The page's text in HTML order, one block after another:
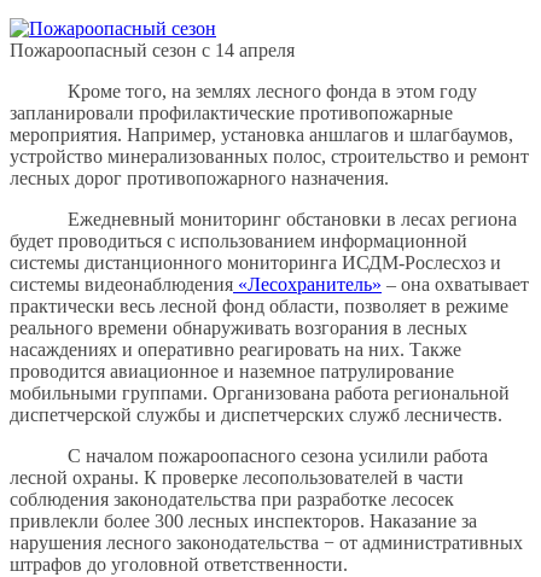
Пожароопасный сезон с 14 апреля
Кроме того, на землях лесного фонда в этом году
запланировали профилактические противопожарные
мероприятия. Например, установка аншлагов и шлагбаумов,
устройство минерализованных полос, строительство и ремонт
лесных дорог противопожарного назначения.
Ежедневный мониторинг обстановки в лесах региона
будет проводиться с использованием информационной
системы дистанционного мониторинга ИСДМ-Рослесхоз и
системы видеонаблюдения «Лесохранитель» – она охватывает
практически весь лесной фонд области, позволяет в режиме
реального времени обнаруживать возгорания в лесных
насаждениях и оперативно реагировать на них. Также
проводится авиационное и наземное патрулирование
мобильными группами. Организована работа региональной
диспетчерской службы и диспетчерских служб лесничеств.
С началом пожароопасного сезона усилили работа
лесной охраны. К проверке лесопользователей в части
соблюдения законодательства при разработке лесосек
привлекли более 300 лесных инспекторов. Наказание за
нарушения лесного законодательства − от административных
штрафов до уголовной ответственности.